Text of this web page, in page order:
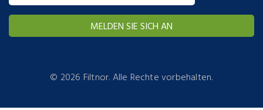
© 2026 Filtnor. Alle Rechte vorbehalten.